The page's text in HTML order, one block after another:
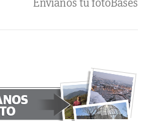
Envíanos tu fotoBases